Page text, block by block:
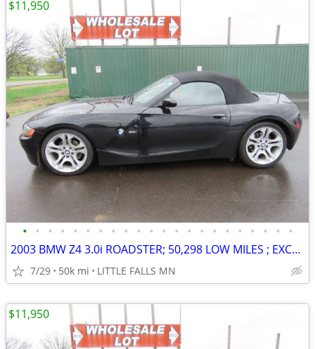
• • • • • • • • • • • • • • • • • • • • • •
2003 BMW Z4 3.0i ROADSTER; 50,298 LOW MILES ; EXCELENT CONDITION ! OBO
7/29 50k mi LITTLE FALLS MN
$11,950
$11,950